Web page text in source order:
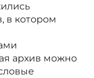
в котором
архив можно